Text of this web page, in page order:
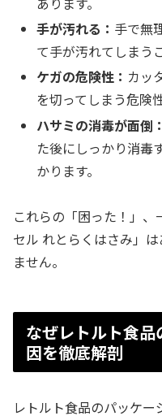
手が汚れる： 手で無
て手が汚れてしまう
ケガの危険性： カッ
を切ってしまう危険
ハサミの消毒が面倒：
た後にしっかり消毒
かります。
これらの「困った！」
セル れとらくはさみ」
ません。
なぜレトルト食
因を徹底解剖
レトルト食品のパッケ